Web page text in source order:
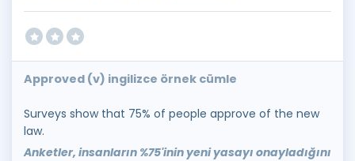
Approved (v) ingilizce örnek cümle
Surveys show that 75% of people approve of the new
law.
Anketler, insanların %75'inin yeni yasayı onayladığını